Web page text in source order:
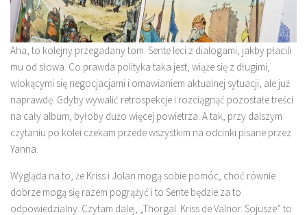
Aha, to kolejny przegadany tom. Sente leci z dialogami, jakby płacili
mu od słowa. Co prawda polityka taka jest, wiąże się z długimi,
wlokącymi się negocjacjami i omawianiem aktualnej sytuacji, ale już
naprawdę. Gdyby wywalić retrospekcje i rozciągnąć pozostałe treści
na cały album, byłoby dużo więcej powietrza. A tak, przy dalszym
czytaniu po kolei czekam przede wszystkim na odcinki pisane przez
Yanna.
Wygląda na to, że Kriss i Jolan mogą sobie pomóc, choć równie
dobrze mogą się razem pogrążyć i to Sente będzie za to
odpowiedzialny. Czytam dalej, „Thorgal. Kriss de Valnor. Sojusze” to